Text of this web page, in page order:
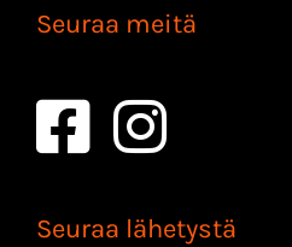
Seuraa meitä
Seuraa lähetystä